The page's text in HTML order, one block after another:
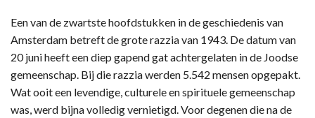
Een van de zwartste hoofdstukken in de geschiedenis van
Amsterdam betreft de grote razzia van 1943. De datum van
20 juni heeft een diep gapend gat achtergelaten in de Joodse
gemeenschap. Bij die razzia werden 5.542 mensen opgepakt.
Wat ooit een levendige, culturele en spirituele gemeenschap
was, werd bijna volledig vernietigd. Voor degenen die na de